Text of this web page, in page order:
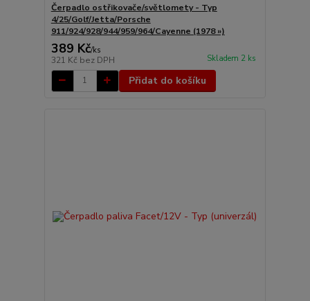
Čerpadlo ostřikovače/světlomety - Typ
4/25/Golf/Jetta/Porsche
911/924/928/944/959/964/Cayenne (1978 »)
389 Kč/ks
321 Kč bez DPH Skladem 2 ks
Přidat do košíku